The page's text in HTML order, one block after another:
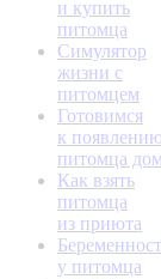
и купить
питомца
Симулятор
жизни с
питомцем
Готовимся
к появлению
питомца
Как взять
питомца
из приюта
у питомца